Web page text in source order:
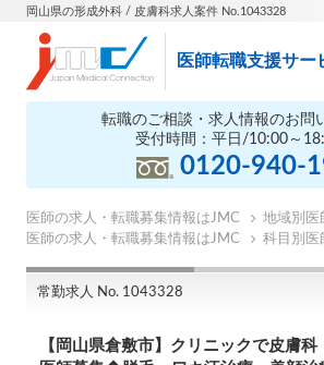
岡山県の形成外科 / 皮膚科求人案件 No.1043328
医師転職支援サー
転職のご相談・求人情報のお問
受付時間：平日/10:00～
0120-940-
医師の求人・転職募集情報はJMC 地域別医
医師の求人・転職募集情報はJMC
科目別医
常勤求人 No. 1043328
【岡山県倉敷市】クリニックで皮膚